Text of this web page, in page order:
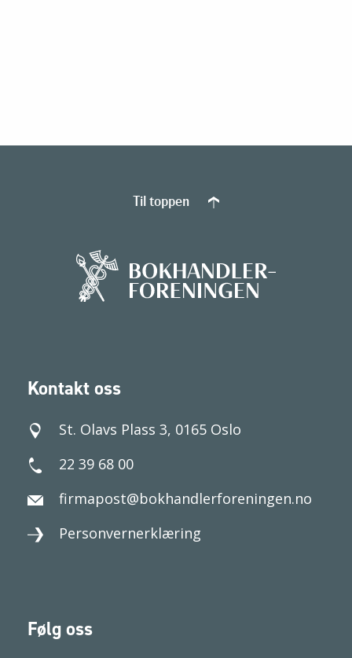
Kontakt oss
St. Olavs Plass 3, 0165 Oslo
22 39 68 00
firmapost@bokhandlerforeningen.no
Personvernerklæring
Følg oss
Til toppen